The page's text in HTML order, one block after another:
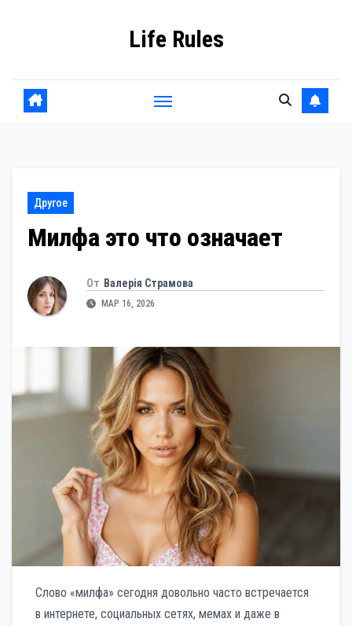
Life Rules
Другое
Милфа это что означает
От Валерія Страмова
МАР 16, 2026
Слово «милфа» сегодня довольно часто встречается
в интернете, социальных сетях, мемах и даже в